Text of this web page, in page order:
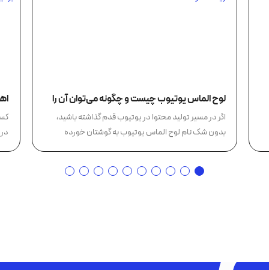
لوح الماس یوتیوب چیست و چگونه می‌توان آن را
دریافت کرد؟
اگر در مسیر تولید محتوا در یوتیوب قدم گذاشته باشید،
بدون شک نام لوح الماس یوتیوب به گوشتان خورده